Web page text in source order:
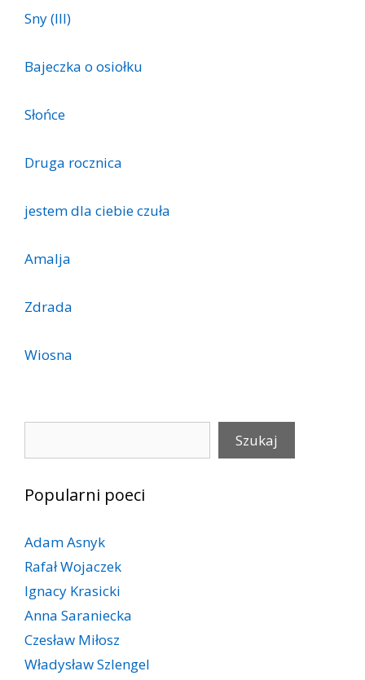
Sny (III)
Bajeczka o osiołku
Słońce
Druga rocznica
je­stem dla cie­bie czu­ła
Amalja
Zdrada
Wiosna
Szukaj
Popularni poeci
Adam Asnyk
Rafał Wojaczek
Ignacy Krasicki
Anna Saraniecka
Czesław Miłosz
Władysław Szlengel